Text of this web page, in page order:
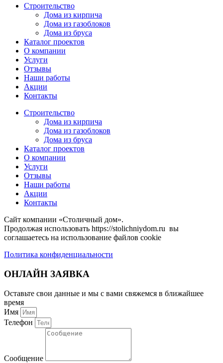
Строительство
Дома из кирпича
Дома из газоблоков
Дома из бруса
Каталог проектов
О компании
Услуги
Отзывы
Наши работы
Акции
Контакты
Строительство
Дома из кирпича
Дома из газоблоков
Дома из бруса
Каталог проектов
О компании
Услуги
Отзывы
Наши работы
Акции
Контакты
Сайт компании «Столичный дом».
Продолжая использовать https://stolichniydom.ru вы
соглашаетесь на использование файлов cookie
Политика конфиденциальности
ОНЛАЙН ЗАЯВКА
Оставьте свои данные и мы с вами свяжемся в ближайшее
время
Имя
Телефон
Сообщение